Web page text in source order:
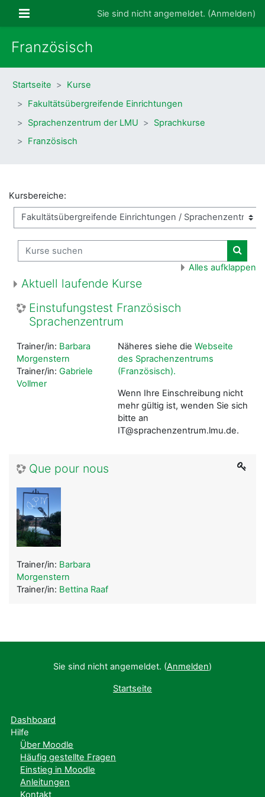
Website-ÜbersichtSie sind nicht angemeldet. (Anmelden)
Französisch
Startseite
Kurse
Fakultätsübergreifende Einrichtungen
Sprachenzentrum der LMU
Sprachkurse
Französisch
Kursbereiche:
Kurse suchen
Kurse
Alles aufklappen
Aktuell laufende Kurse
Einstufungstest Französisch
Sprachenzentrum
Näheres siehe die Webseite
des Sprachenzentrums
(Französisch).
Wenn Ihre Einschreibung nicht
mehr gültig ist, wenden Sie sich
bitte an
IT@sprachenzentrum.lmu.de.
Trainer/in: Barbara
Morgenstern
Trainer/in: Gabriele
Vollmer
Que pour nous
Trainer/in: Barbara
Morgenstern
Trainer/in: Bettina Raaf
Sie sind nicht angemeldet. (Anmelden)
Startseite
Dashboard
Hilfe
Über Moodle
Häufig gestellte Fragen
Einstieg in Moodle
Anleitungen
Kontakt